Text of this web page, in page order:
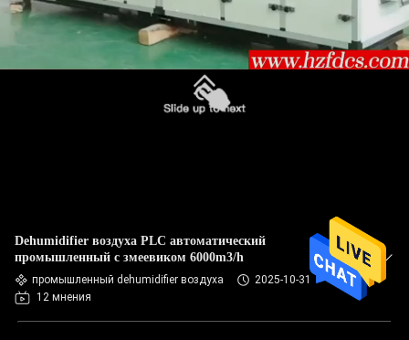
Dehumidifier воздуха PLC автоматический
промышленный с змеевиком 6000m3/h
промышленный dehumidifier воздуха
2025-10-31
12 мнения